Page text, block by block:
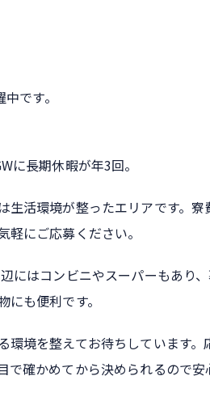
です。
に長期休暇が年3回。
生活環境が整ったエリアです。寮
にご応募ください。
にはコンビニやスーパーもあり
も便利です。
環境を整えてお待ちしています。
で確かめてから決められるので安